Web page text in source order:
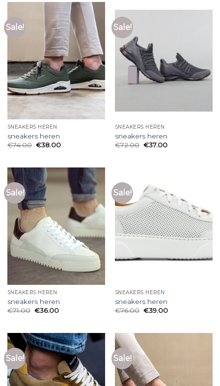
Sale!
SNEAKERS HEREN
sneakers heren
€74.00 €38.00
Sale!
SNEAKERS HEREN
sneakers heren
€72.00 €37.00
Sale!
SNEAKERS HEREN
sneakers heren
€71.00 €36.00
Sale!
SNEAKERS HEREN
sneakers heren
€76.00 €39.00
Sale! Sale!